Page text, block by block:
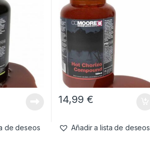
de deseos
14,99 €
Añadir a lista de deseos